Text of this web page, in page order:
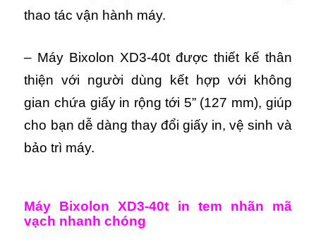
thao tác vận hành máy.
– Máy Bixolon XD3-40t được thiết kế thân
thiện với người dùng kết hợp với không
gian chứa giấy in rộng tới 5” (127 mm), giúp
cho bạn dễ dàng thay đổi giấy in, vệ sinh và
bảo trì máy.
Máy Bixolon XD3-40t in tem nhãn mã
vạch nhanh chóng